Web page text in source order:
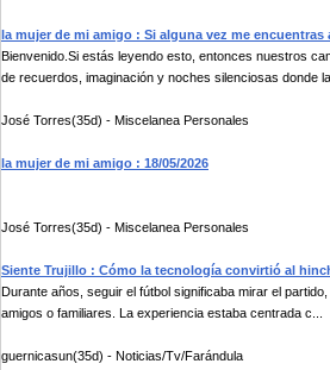
la mujer de mi amigo : Si alguna vez me encuentras
Bienvenido.Si estás leyendo esto, entonces nuestros
de recuerdos, imaginación y noches silenciosas donde
José Torres(35d) - Miscelanea Personales
la mujer de mi amigo : 18/05/2026
José Torres(35d) - Miscelanea Personales
Siente Trujillo : Cómo la tecnología convirtió al
Durante años, seguir el fútbol significaba mirar el
amigos o familiares. La experiencia estaba centrada c...
guernicasun(35d) - Noticias/Tv/Farándula